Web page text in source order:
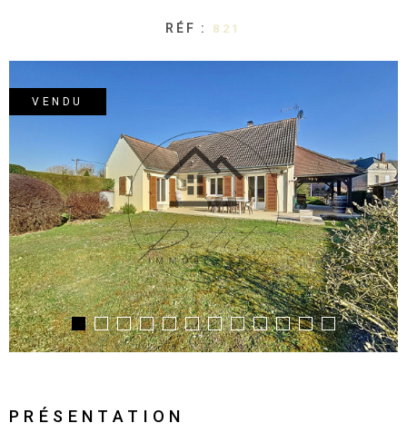
RÉF : 821
VENDU
PRÉSENTATION